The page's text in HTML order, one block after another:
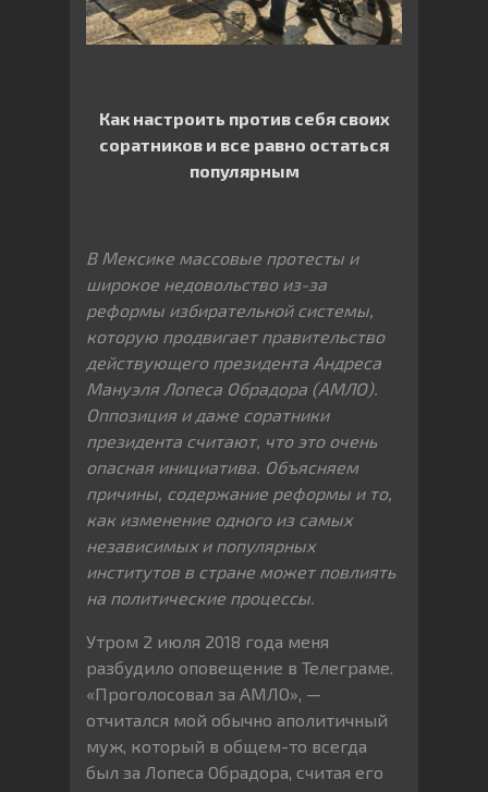
Как настроить против себя своих
соратников и все равно остаться
популярным
В Мексике массовые протесты и
широкое недовольство из-за
реформы избирательной системы,
которую продвигает правительство
действующего президента Андреса
Мануэля Лопеса Обрадора (АМЛО).
Оппозиция и даже соратники
президента считают, что это очень
опасная инициатива. Объясняем
причины, содержание реформы и то,
как изменение одного из самых
независимых и популярных
институтов в стране может повлиять
на политические процессы.
Утром 2 июля 2018 года меня
разбудило оповещение в Телеграме.
«Проголосовал за АМЛО», —
отчитался мой обычно аполитичный
муж, который в общем-то всегда
был за Лопеса Обрадора, считая его